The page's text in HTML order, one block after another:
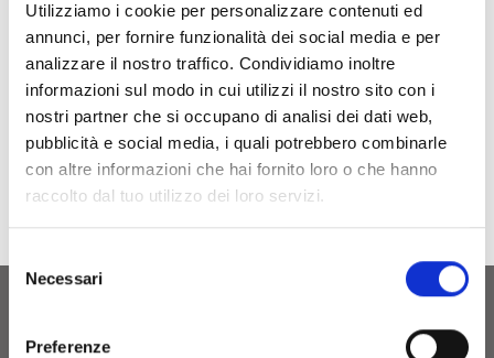
Utilizziamo i cookie per personalizzare contenuti ed
annunci, per fornire funzionalità dei social media e per
analizzare il nostro traffico. Condividiamo inoltre
informazioni sul modo in cui utilizzi il nostro sito con i
nostri partner che si occupano di analisi dei dati web,
pubblicità e social media, i quali potrebbero combinarle
con altre informazioni che hai fornito loro o che hanno
raccolto dal tuo utilizzo dei loro servizi.
delNecessari
Preferenze
internazionali.
Segui i nostri canali social e quelli della
cantina per conoscere il programma
completo.